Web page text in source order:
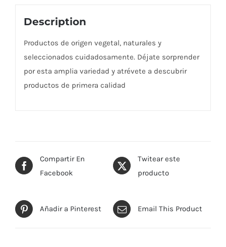
Description
Productos de origen vegetal, naturales y
seleccionados cuidadosamente. Déjate sorprender
por esta amplia variedad y atrévete a descubrir
productos de primera calidad
Compartir En
Facebook
Twitear este
producto
Añadir a Pinterest Email This Product